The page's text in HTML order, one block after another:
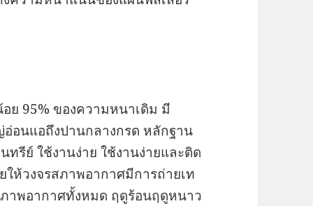
ย 95% ของความหนาเดิม มี
อนแอถึงปานกลางกรด หลักฐาน
รีย์ ใช้งานง่าย ใช้งานง่ายและติด
ห้วงจรสภาพอากาศมีการถ่ายเท
าพอากาศทั้งหมด ฤดูร้อนฤดูหนาว